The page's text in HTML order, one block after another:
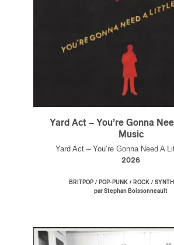
Yard Act – You’re Gonna
Music
Yard Act – You’re Gonna Need A
2026
BRITPOP / POP-PUNK / ROCK /
par Stephan Boissonneault